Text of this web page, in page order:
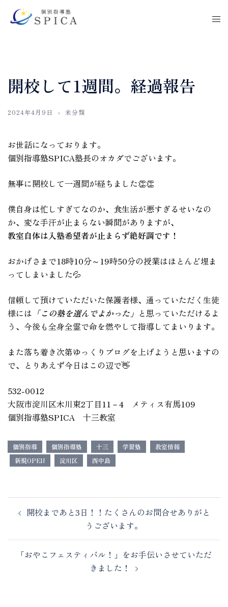
開校して1週間。経過報告
2024年4月9日 未分類
お世話になっております。
個別指導塾SPICA塾長のオカダでございます。
無事に開校して一週間が経ちました👏👏
僕自身は忙しすぎてなのか、食生活が悪すぎるせいなの
か、変な手汗が止まらない瞬間がありますが、
教室自体は入塾希望者が止まらず絶好調です！
おかげさまで18時10分～19時50分の授業はほとんど埋ま
ってしまいました💦
信頼して預けていただいた保護者様、通っていただく生徒
様には 「この塾を選んでよかった」 と思っていただけるよ
う、今後も全身全霊で命を燃やして指導してまいります。
また落ち着き次第ゆっくりブログを上げようと思いますの
で、とりあえず今日はこの辺で👋
532-0012
大阪市淀川区木川東2丁目11－4 メティス有馬109
個別指導塾SPICA 十三教室
個別指導 個別指導塾 十三 学習塾
教室情報
新規OPEN
淀川区 西中島
開校まであと3日！！たくさんのお問合せありがと
うございます。
「おやこフェスティバル！」をお手伝いさせていただ
きました！